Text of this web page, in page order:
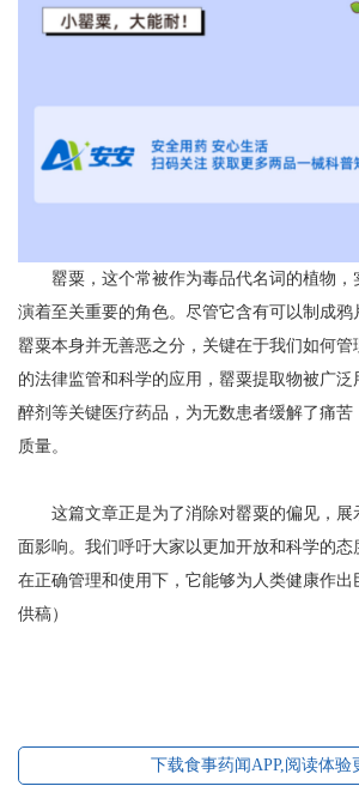
罂粟，这个常被作为毒品代名词的植物，
演着至关重要的角色。尽管它含有可以制成鸦
罂粟本身并无善恶之分，关键在于我们如何
的法律监管和科学的应用，罂粟提取物被广泛
醉剂等关键医疗药品，为无数患者缓解了痛
质量。
这篇文章正是为了消除对罂粟的偏见，展
面影响。我们呼吁大家以更加开放和科学的态
在正确管理和使用下，它能够为人类健康作出
供稿）
下载食事药闻APP,阅读体验